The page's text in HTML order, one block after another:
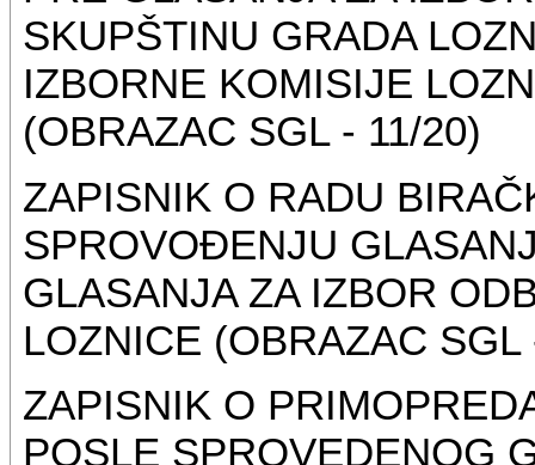
SKUPŠTINU GRADA
IZBORNE KOMISIJE
(OBRAZAC SGL - 11/20)
ZAPISNIK O RADU
SPROVOĐENJU
GLASANJA ZA IZBOR
LOZNICE (OBRAZAC SGL
ZAPISNIK O
POSLE SPROVEDENOG